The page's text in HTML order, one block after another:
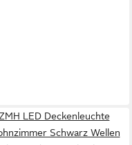
LED Deckenleuchte
Schwarz Wellen